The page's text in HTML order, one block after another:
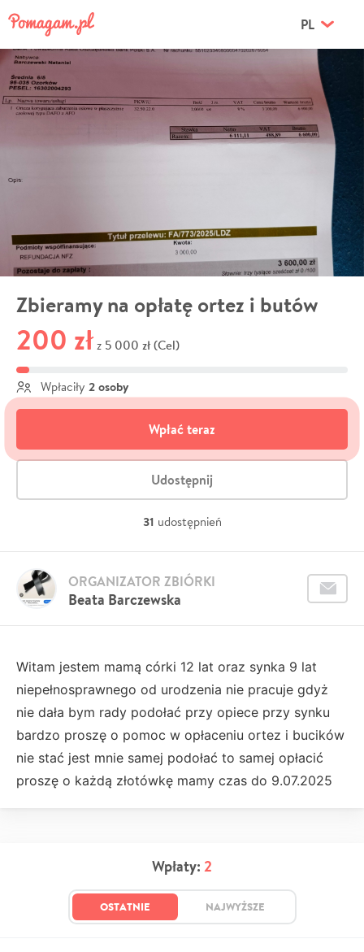
PL
Zbieramy na opłatę ortez i butów
200 zł z 5 000 zł (Cel)
Wpłaciły 2 osoby
Wpłać teraz
Udostępnij
31 udostępnień
Beata Barczewska
ORGANIZATOR ZBIÓRKI
Witam jestem mamą córki 12 lat oraz synka 9 lat
niepełnosprawnego od urodzenia nie pracuje gdyż
nie dała bym rady podołać przy opiece przy synku
bardzo proszę o pomoc w opłaceniu ortez i bucików
nie stać jest mnie samej podołać to samej opłacić
proszę o każdą złotówkę mamy czas do 9.07.2025
Wpłaty: 2
OSTATNIE NAJWYŻSZE